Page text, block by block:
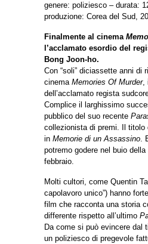
genere: poliziesco – durata:
produzione: Corea del Sud,
Finalmente al cinema
l’acclamato esordio del
Bong Joon-ho.
Con “soli” diciassette anni di
cinema Memories Of Murder,
dell’acclamato regista
Complice il larghissimo
pubblico del suo recente
collezionista di premi. Il titolo
in Memorie di un Assassino.
potremo godere nel buio
febbraio.
Molti cultori, come Quentin
capolavoro unico”) hanno
film che racconta una storia
differente rispetto all’ultimo
Da come si può evincere dal
un poliziesco di pregevole